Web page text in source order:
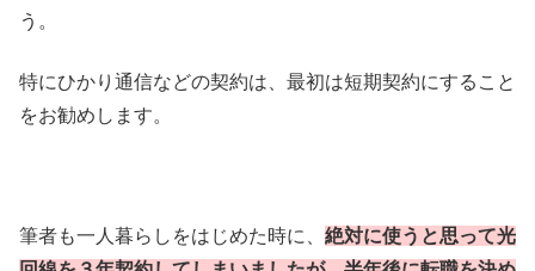
う。
特にひかり通信などの契約は、最初は短期契約にすること
をお勧めします。
筆者も一人暮らしをはじめた時に、 絶対に使うと思って光